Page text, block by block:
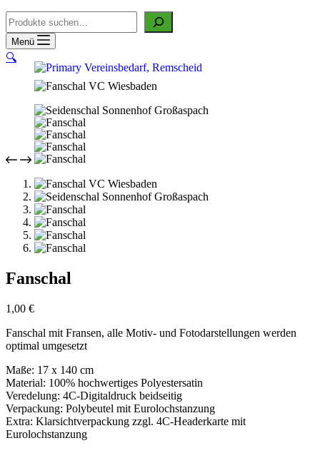
Suche
Menü
🔍
Fanschal
1,00 €
Fanschal mit Fransen, alle Motiv- und Fotodarstellungen werden
optimal umgesetzt
Maße: 17 x 140 cm
Material: 100% hochwertiges Polyestersatin
Veredelung: 4C-Digitaldruck beidseitig
Verpackung: Polybeutel mit Eurolochstanzung
Extra: Klarsichtverpackung zzgl. 4C-Headerkarte mit
Eurolochstanzung